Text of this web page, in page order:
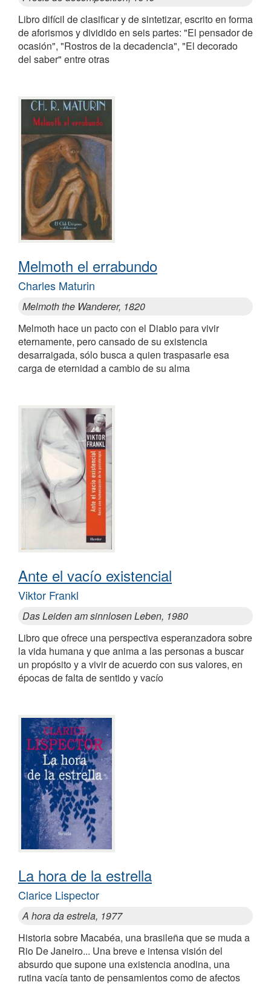
Libro difícil de clasificar y de sintetizar, escrito en forma
de aforismos y dividido en seis partes: "El pensador de
ocasión", "Rostros de la decadencia", "El decorado
del saber" entre otras
Melmoth el errabundo
Charles Maturin
Melmoth the Wanderer, 1820
Melmoth hace un pacto con el Diablo para vivir
eternamente, pero cansado de su existencia
desarraigada, sólo busca a quien traspasarle esa
carga de eternidad a cambio de su alma
Ante el vacío existencial
Viktor Frankl
Das Leiden am sinnlosen Leben, 1980
Libro que ofrece una perspectiva esperanzadora sobre
la vida humana y que anima a las personas a buscar
un propósito y a vivir de acuerdo con sus valores, en
épocas de falta de sentido y vacío
La hora de la estrella
Clarice Lispector
A hora da estrela, 1977
Historia sobre Macabéa, una brasileña que se muda a
Rio De Janeiro... Una breve e intensa visión del
absurdo que supone una existencia anodina, una
rutina vacía tanto de pensamientos como de afectos